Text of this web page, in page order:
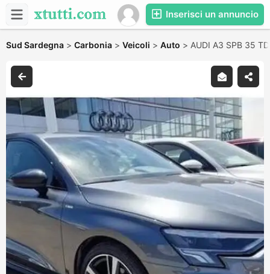
Inserisci un annuncio
Sud Sardegna > Carbonia > Veicoli > Auto > AUDI A3 SPB 35